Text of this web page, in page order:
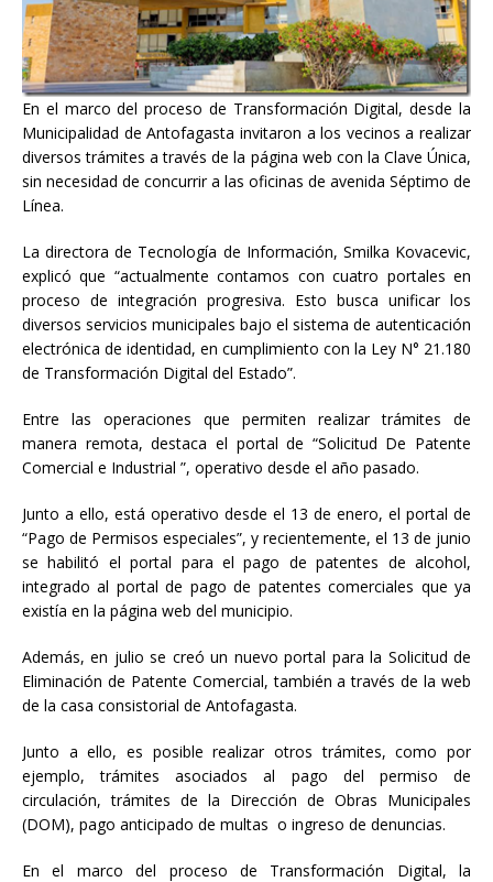
En el marco del proceso de Transformación Digital, desde la
Municipalidad de Antofagasta invitaron a los vecinos a realizar
diversos trámites a través de la página web con la Clave Única,
sin necesidad de concurrir a las oficinas de avenida Séptimo de
Línea.
La directora de Tecnología de Información, Smilka Kovacevic,
explicó que “actualmente contamos con cuatro portales en
proceso de integración progresiva. Esto busca unificar los
diversos servicios municipales bajo el sistema de autenticación
electrónica de identidad, en cumplimiento con la Ley N° 21.180
de Transformación Digital del Estado”.
Entre las operaciones que permiten realizar trámites de
manera remota, destaca el portal de “Solicitud De Patente
Comercial e Industrial ”, operativo desde el año pasado.
Junto a ello, está operativo desde el 13 de enero, el portal de
“Pago de Permisos especiales”, y recientemente, el 13 de junio
se habilitó el portal para el pago de patentes de alcohol,
integrado al portal de pago de patentes comerciales que ya
existía en la página web del municipio.
Además, en julio se creó un nuevo portal para la Solicitud de
Eliminación de Patente Comercial, también a través de la web
de la casa consistorial de Antofagasta.
Junto a ello, es posible realizar otros trámites, como por
ejemplo, trámites asociados al pago del permiso de
circulación, trámites de la Dirección de Obras Municipales
(DOM), pago anticipado de multas o ingreso de denuncias.
En el marco del proceso de Transformación Digital, la